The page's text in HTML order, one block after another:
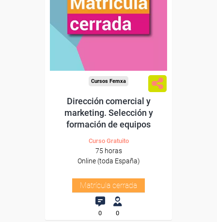
Cursos Femxa
Dirección comercial y
marketing. Selección y
formación de equipos
Curso Gratuito
75 horas
Online (toda España)
Matrícula cerrada
0 0